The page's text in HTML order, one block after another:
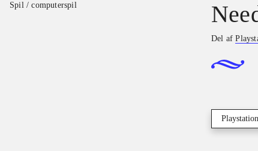
Spil / computerspil
Del af